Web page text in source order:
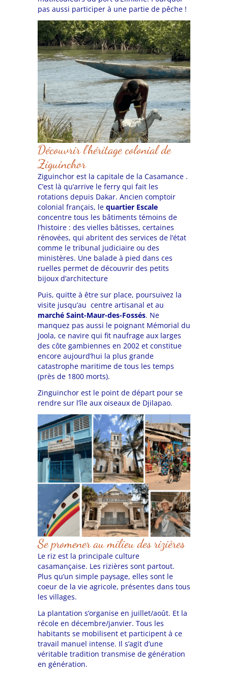
pas aussi participer à une partie de pêche !
Découvrir l’héritage colonial de
Ziguinchor
Ziguinchor est la capitale de la Casamance .
C’est là qu’arrive le ferry qui fait les
rotations depuis Dakar. Ancien comptoir
colonial français, le quartier Escale
concentre tous les bâtiments témoins de
l’histoire : des vielles bâtisses, certaines
rénovées, qui abritent des services de l’état
comme le tribunal judiciaire ou des
ministères. Une balade à pied dans ces
ruelles permet de découvrir des petits
bijoux d’architecture
Puis, quitte à être sur place, poursuivez la
visite jusqu’au centre artisanal et au
marché Saint-Maur-des-Fossés. Ne
manquez pas aussi le poignant Mémorial du
Joola, ce navire qui fit naufrage aux larges
des côte gambiennes en 2002 et constitue
encore aujourd’hui la plus grande
catastrophe maritime de tous les temps
(près de 1800 morts).
Zinguinchor est le point de départ pour se
rendre sur l’île aux oiseaux de Djilapao.
Se promener au milieu des rizières
Le riz est la principale culture
casamançaise. Les rizières sont partout.
Plus qu’un simple paysage, elles sont le
coeur de la vie agricole, présentes dans tous
les villages.
La plantation s’organise en juillet/août. Et la
récole en décembre/janvier. Tous les
habitants se mobilisent et participent à ce
travail manuel intense. Il s’agit d’une
véritable tradition transmise de génération
en génération.